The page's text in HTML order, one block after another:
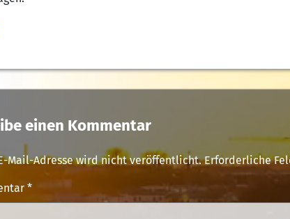
einen Kommentar
Mail-Adresse wird nicht veröffentlicht. Erforderliche
*